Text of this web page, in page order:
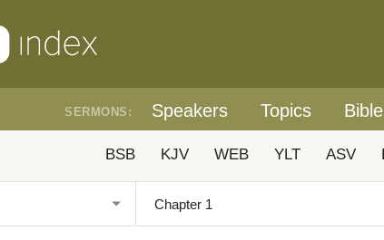
SERMONS: Speakers Topics Bible
BSB KJV WEB YLT ASV